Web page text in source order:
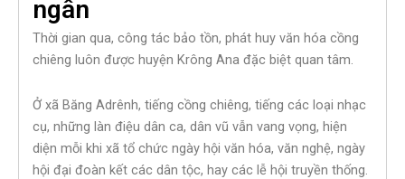
ngân
Thời gian qua, công tác bảo tồn, phát huy văn hóa cồng
chiêng luôn được huyện Krông Ana đặc biệt quan tâm.
Ở xã Băng Adrênh, tiếng cồng chiêng, tiếng các loại nhạc
cụ, những làn điệu dân ca, dân vũ vẫn vang vọng, hiện
diện mỗi khi xã tổ chức ngày hội văn hóa, văn nghệ, ngày
hội đại đoàn kết các dân tộc, hay các lễ hội truyền thống.